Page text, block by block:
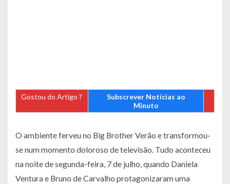
Gostou do Artigo ?
Subscrever Notícias ao
Minuto
O ambiente ferveu no Big Brother Verão e transformou-
se num momento doloroso de televisão. Tudo aconteceu
na noite de segunda-feira, 7 de julho, quando Daniela
Ventura e Bruno de Carvalho protagonizaram uma